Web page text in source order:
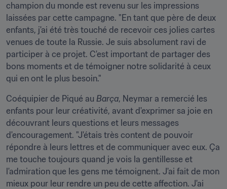
champion du monde est revenu sur les impressions
laissées par cette campagne. "En tant que père de deux
enfants, j'ai été très touché de recevoir ces jolies cartes
venues de toute la Russie. Je suis absolument ravi de
participer à ce projet. C'est important de partager des
bons moments et de témoigner notre solidarité à ceux
qui en ont le plus besoin."
Coéquipier de Piqué au Barça, Neymar a remercié les
enfants pour leur créativité, avant d'exprimer sa joie en
découvrant leurs questions et leurs messages
d'encouragement. "J'étais très content de pouvoir
répondre à leurs lettres et de communiquer avec eux. Ça
me touche toujours quand je vois la gentillesse et
l'admiration que les gens me témoignent. J'ai fait de mon
mieux pour leur rendre un peu de cette affection. J'ai